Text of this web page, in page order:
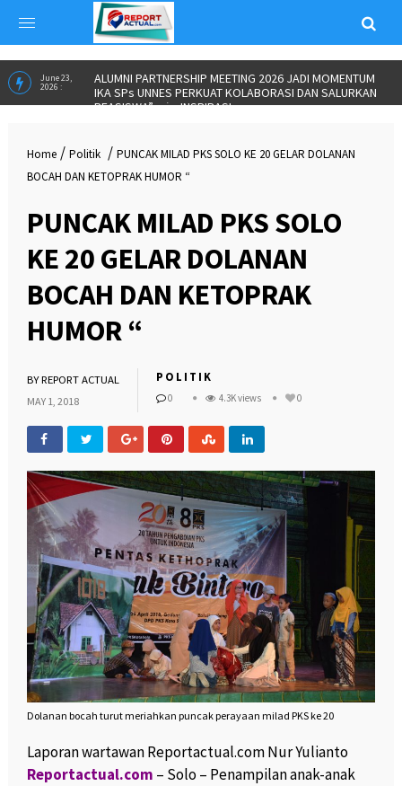
June 23,
2026 :
ALUMNI PARTNERSHIP MEETING 2026 JADI MOMENTUM
IKA SPs UNNES PERKUAT KOLABORASI DAN SALURKAN
BEASISWA”inINSPIRASI
Home / Politik / PUNCAK MILAD PKS SOLO KE 20 GELAR DOLANAN
BOCAH DAN KETOPRAK HUMOR “
PUNCAK MILAD PKS SOLO
KE 20 GELAR DOLANAN
BOCAH DAN KETOPRAK
HUMOR “
BYREPORT ACTUAL
MAY 1, 2018
POLITIK
0 4.3K views 0
Dolanan bocah turut meriahkan puncak perayaan milad PKS ke 20
Laporan wartawan Reportactual.com Nur Yulianto
Reportactual.com – Solo – Penampilan anak-anak